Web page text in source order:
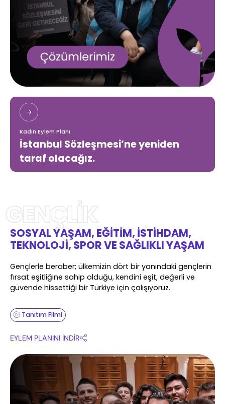
Kadın Eylem Planı
İstanbul Sözleşmesi’ne yeniden
taraf olacağız.
GENÇLİK
SOSYAL YAŞAM, EĞİTİM, İSTİHDAM,
TEKNOLOJİ, SPOR VE SAĞLIKLI YAŞAM
Gençlerle beraber; ülkemizin dört bir yanındaki gençlerin
fırsat eşitliğine sahip olduğu, kendini eşit, değerli ve
güvende hissettiği bir Türkiye için çalışıyoruz.
Tanıtım Filmi
EYLEM PLANINI İNDİR